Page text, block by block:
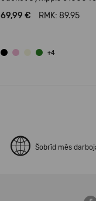
69,99 €
RMK: 89.95
+4
Šobrīd mēs